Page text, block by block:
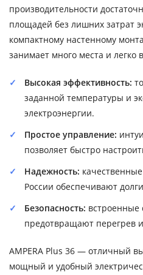
производительности
площадей без лишних затрат
компактному настенному
занимает много места и легко
Высокая эффективность:
заданной температуры и
электроэнергии.
Простое управление:
позволяет быстро
Надежность:
России обеспечивают
Безопасность:
предотвращают перегрев
AMPERA Plus 36 — отличный
мощный и удобный